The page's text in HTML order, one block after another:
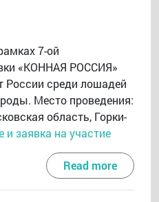
7-ой
«КОННАЯ РОССИЯ»
России среди лошадей
Место проведения:
область, Горки-
и заявка на участие
Read more